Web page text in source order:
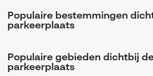
Populaire bestemmingen
parkeerplaats
Populaire gebieden dichtbij
parkeerplaats